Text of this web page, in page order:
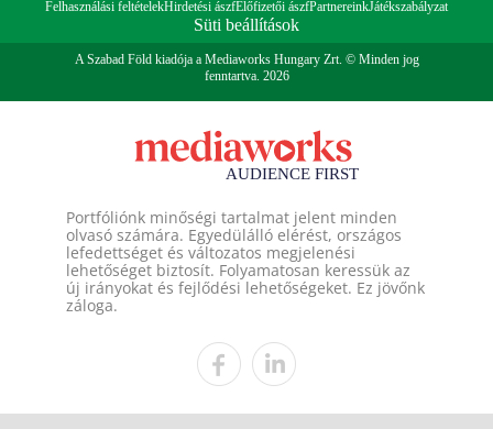
Felhasználási feltételekHirdetési ászfElőfizetői ászfPartnereinkJátékszabályzat
Süti beállítások
A Szabad Föld kiadója a Mediaworks Hungary Zrt. © Minden jog
fenntartva. 2026
Portfóliónk minőségi tartalmat jelent minden
olvasó számára. Egyedülálló elérést, országos
lefedettséget és változatos megjelenési
lehetőséget biztosít. Folyamatosan keressük az
új irányokat és fejlődési lehetőségeket. Ez jövőnk
záloga.